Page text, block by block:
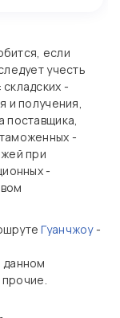
если
учесть
-
и получения,
поставщика,
-
при
-
Гуанчжоу-
данном